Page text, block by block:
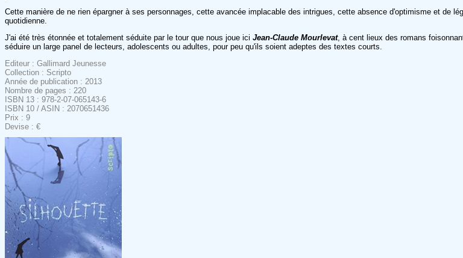
Cette manière de ne rien épargner à ses personnages, cette avancée implacable des intrigues, cette absence d'optimisme et de
quotidienne.
J'ai été très étonnée et totalement séduite par le tour que nous joue ici Jean-Claude Mourlevat, à cent lieux des romans
séduire un large panel de lecteurs, adolescents ou adultes, pour peu qu'ils soient adeptes des textes courts.
Editeur : Gallimard Jeunesse
Collection : Scripto
Année de publication : 2013
Nombre de pages : 220
ISBN 13 : 978-2-07-065143-6
ISBN 10 / ASIN : 2070651436
Prix : 9
Devise : €